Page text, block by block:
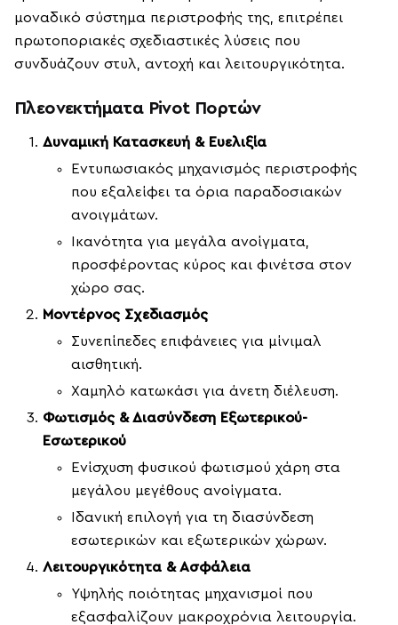
μοναδικό σύστημα περιστροφής της, επιτρέπει
πρωτοποριακές σχεδιαστικές λύσεις που
συνδυάζουν στυλ, αντοχή και λειτουργικότητα.
Πλεονεκτήματα Pivot Πορτών
Δυναμική Κατασκευή & Ευελιξία
Εντυπωσιακός μηχανισμός περιστροφής
που εξαλείφει τα όρια παραδοσιακών
ανοιγμάτων.
Ικανότητα για μεγάλα ανοίγματα,
προσφέροντας κύρος και φινέτσα στον
χώρο σας.
Μοντέρνος Σχεδιασμός
Συνεπίπεδες επιφάνειες για μίνιμαλ
αισθητική.
Χαμηλό κατωκάσι για άνετη διέλευση.
Φωτισμός & Διασύνδεση Εξωτερικού-
Εσωτερικού
Ενίσχυση φυσικού φωτισμού χάρη στα
μεγάλου μεγέθους ανοίγματα.
Ιδανική επιλογή για τη διασύνδεση
εσωτερικών και εξωτερικών χώρων.
Λειτουργικότητα & Ασφάλεια
Υψηλής ποιότητας μηχανισμοί που
εξασφαλίζουν μακροχρόνια λειτουργία.